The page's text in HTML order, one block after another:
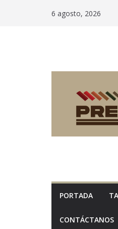
6 agosto, 2026
PORTADA
CONTÁCTANOS